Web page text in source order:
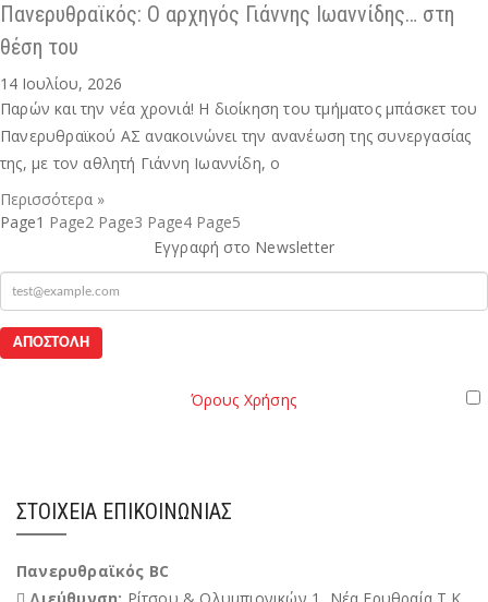
Πανερυθραϊκός: Ο αρχηγός Γιάννης Ιωαννίδης… στη
θέση του
14 Ιουλίου, 2026
Παρών και την νέα χρονιά! Η διοίκηση του τμήματος μπάσκετ του
Πανερυθραϊκού ΑΣ ανακοινώνει την ανανέωση της συνεργασίας
της, με τον αθλητή Γιάννη Ιωαννίδη, ο
Περισσότερα »
Page1 Page2 Page3 Page4 Page5
Εγγραφή στο Newsletter
mail
Όρους Χρήσης
ΣΤΟΙΧΕΊΑ ΕΠΙΚΟΙΝΩΝΊΑΣ
Πανερυθραϊκός BC